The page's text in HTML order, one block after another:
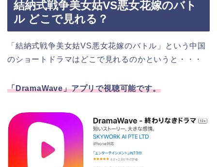
結納式戦争美女姑VS悪女花嫁のバト
ル どこで見れる？
「結納式戦争美女姑VS悪女花嫁のバトル」という中国
のショートドラマはどこで見れるのかというと・・・
「DramaWave」アプリで視聴可能です。